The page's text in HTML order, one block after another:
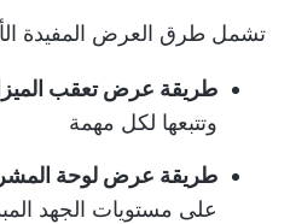
تشمل طرق العرض المفيدة
طريقة عرض تعقب
وتتبعها لكل مهمة
طريقة عرض لوحة
على مستويات الجهد